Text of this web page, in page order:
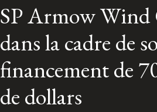
SP Armow
dans la cadre de
financement de
de dollars